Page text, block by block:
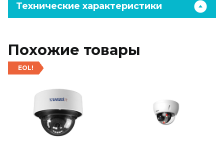
Технические характеристики
Похожие товары
EOL!